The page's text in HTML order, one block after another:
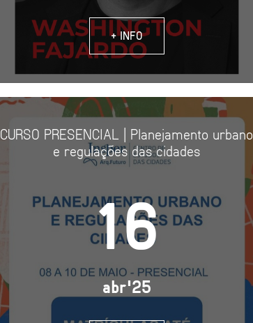
+ INFO
CURSO PRESENCIAL | Planejamento urbano
e regulações das cidades
16
abr'25